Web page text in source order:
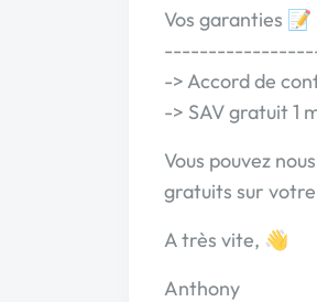
Vos garanties 📝
-> Accord de
-> SAV gratuit 1
Vous pouvez
gratuits sur
A très vite, 👋
Anthony